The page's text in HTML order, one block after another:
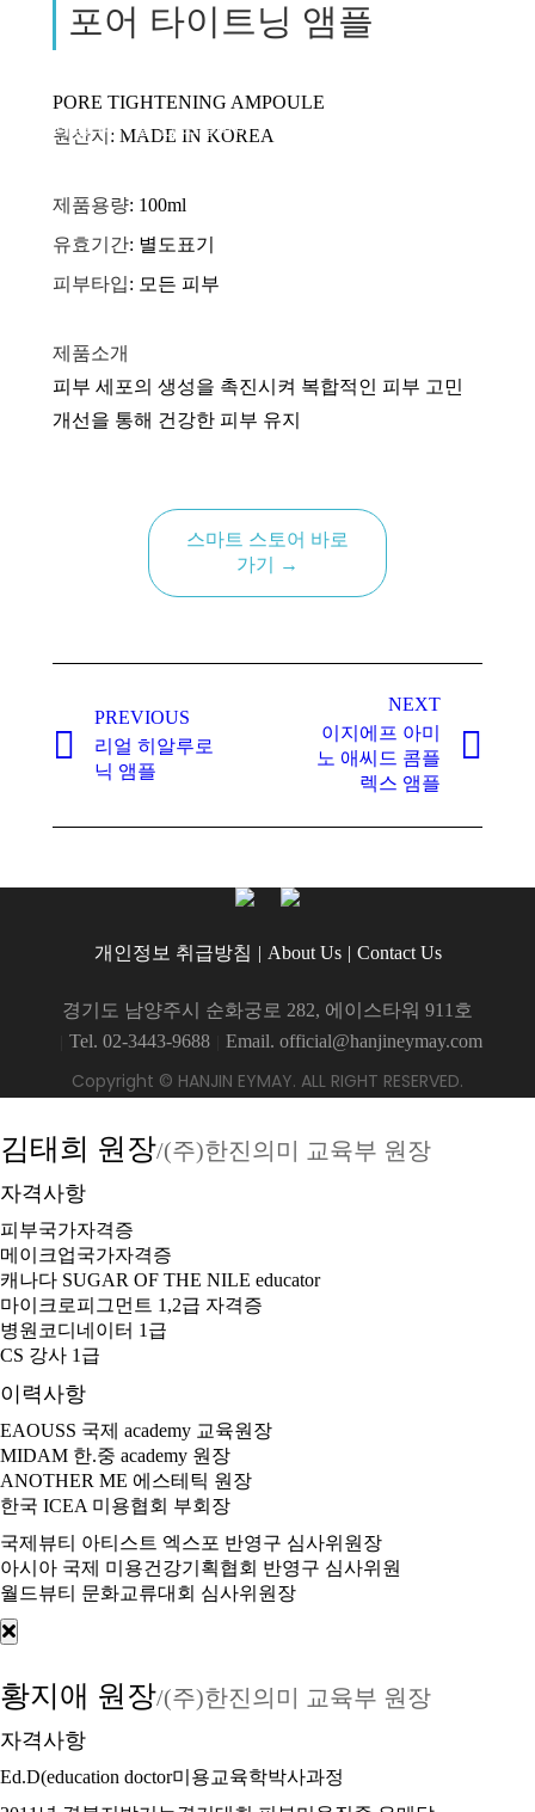
과잉 피지를 컨트롤하여
여드름 예방 및 모공수렴 효과
포어 타이트닝 앰플
PORE TIGHTENING AMPOULE
원산지: MADE IN KOREA
제품용량: 100ml
유효기간: 별도표기
피부타입: 모든 피부
제품소개
피부 세포의 생성을 촉진시켜 복합적인 피부 고민
개선을 통해 건강한 피부 유지
스마트 스토어 바로
가기 →
navigation
PREVIOUS
Previous
project:
리얼 히알루로
닉 앰플
NEXT
Next
이지에프 아미
노 애씨드 콤플
렉스 앰플
개인정보 취급방침 About Us Contact Us
경기도 남양주시 순화궁로 282, 에이스타워 911호
Tel. 02-3443-9688
Email. official@hanjineymay.com
Copyright © HANJIN EYMAY. ALL RIGHT RESERVED.
김태희 원장/(주)한진의미 교육부 원장
자격사항
피부국가자격증
메이크업국가자격증
캐나다 SUGAR OF THE NILE educator
마이크로피그먼트 1,2급 자격증
병원코디네이터 1급
CS 강사 1급
이력사항
EAOUSS 국제 academy 교육원장
MIDAM 한.중 academy 원장
ANOTHER ME 에스테틱 원장
한국 ICEA 미용협회 부회장
국제뷰티 아티스트 엑스포 반영구 심사위원장
아시아 국제 미용건강기획협회 반영구 심사위원
월드뷰티 문화교류대회 심사위원장
황지애 원장/(주)한진의미 교육부 원장
자격사항
Ed.D(education doctor미용교육학박사과정